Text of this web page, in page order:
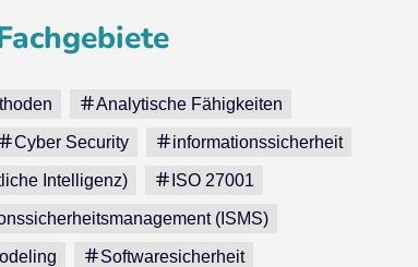
Analytische Fähigkeiten
Cyber Security informationssicherheit
Intelligenz) ISO 27001
(ISMS)
Softwaresicherheit